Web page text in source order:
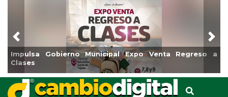
Reabrirá Coatzacoalcos la Alberca Semiolímpica Zona
Centro
Previous